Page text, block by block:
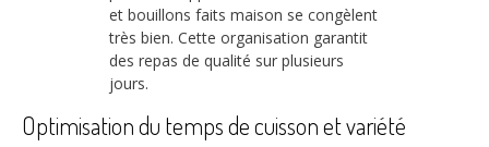
et bouillons faits maison se congèlent
très bien. Cette organisation garantit
des repas de qualité sur plusieurs
jours.
Optimisation du temps de cuisson et variété